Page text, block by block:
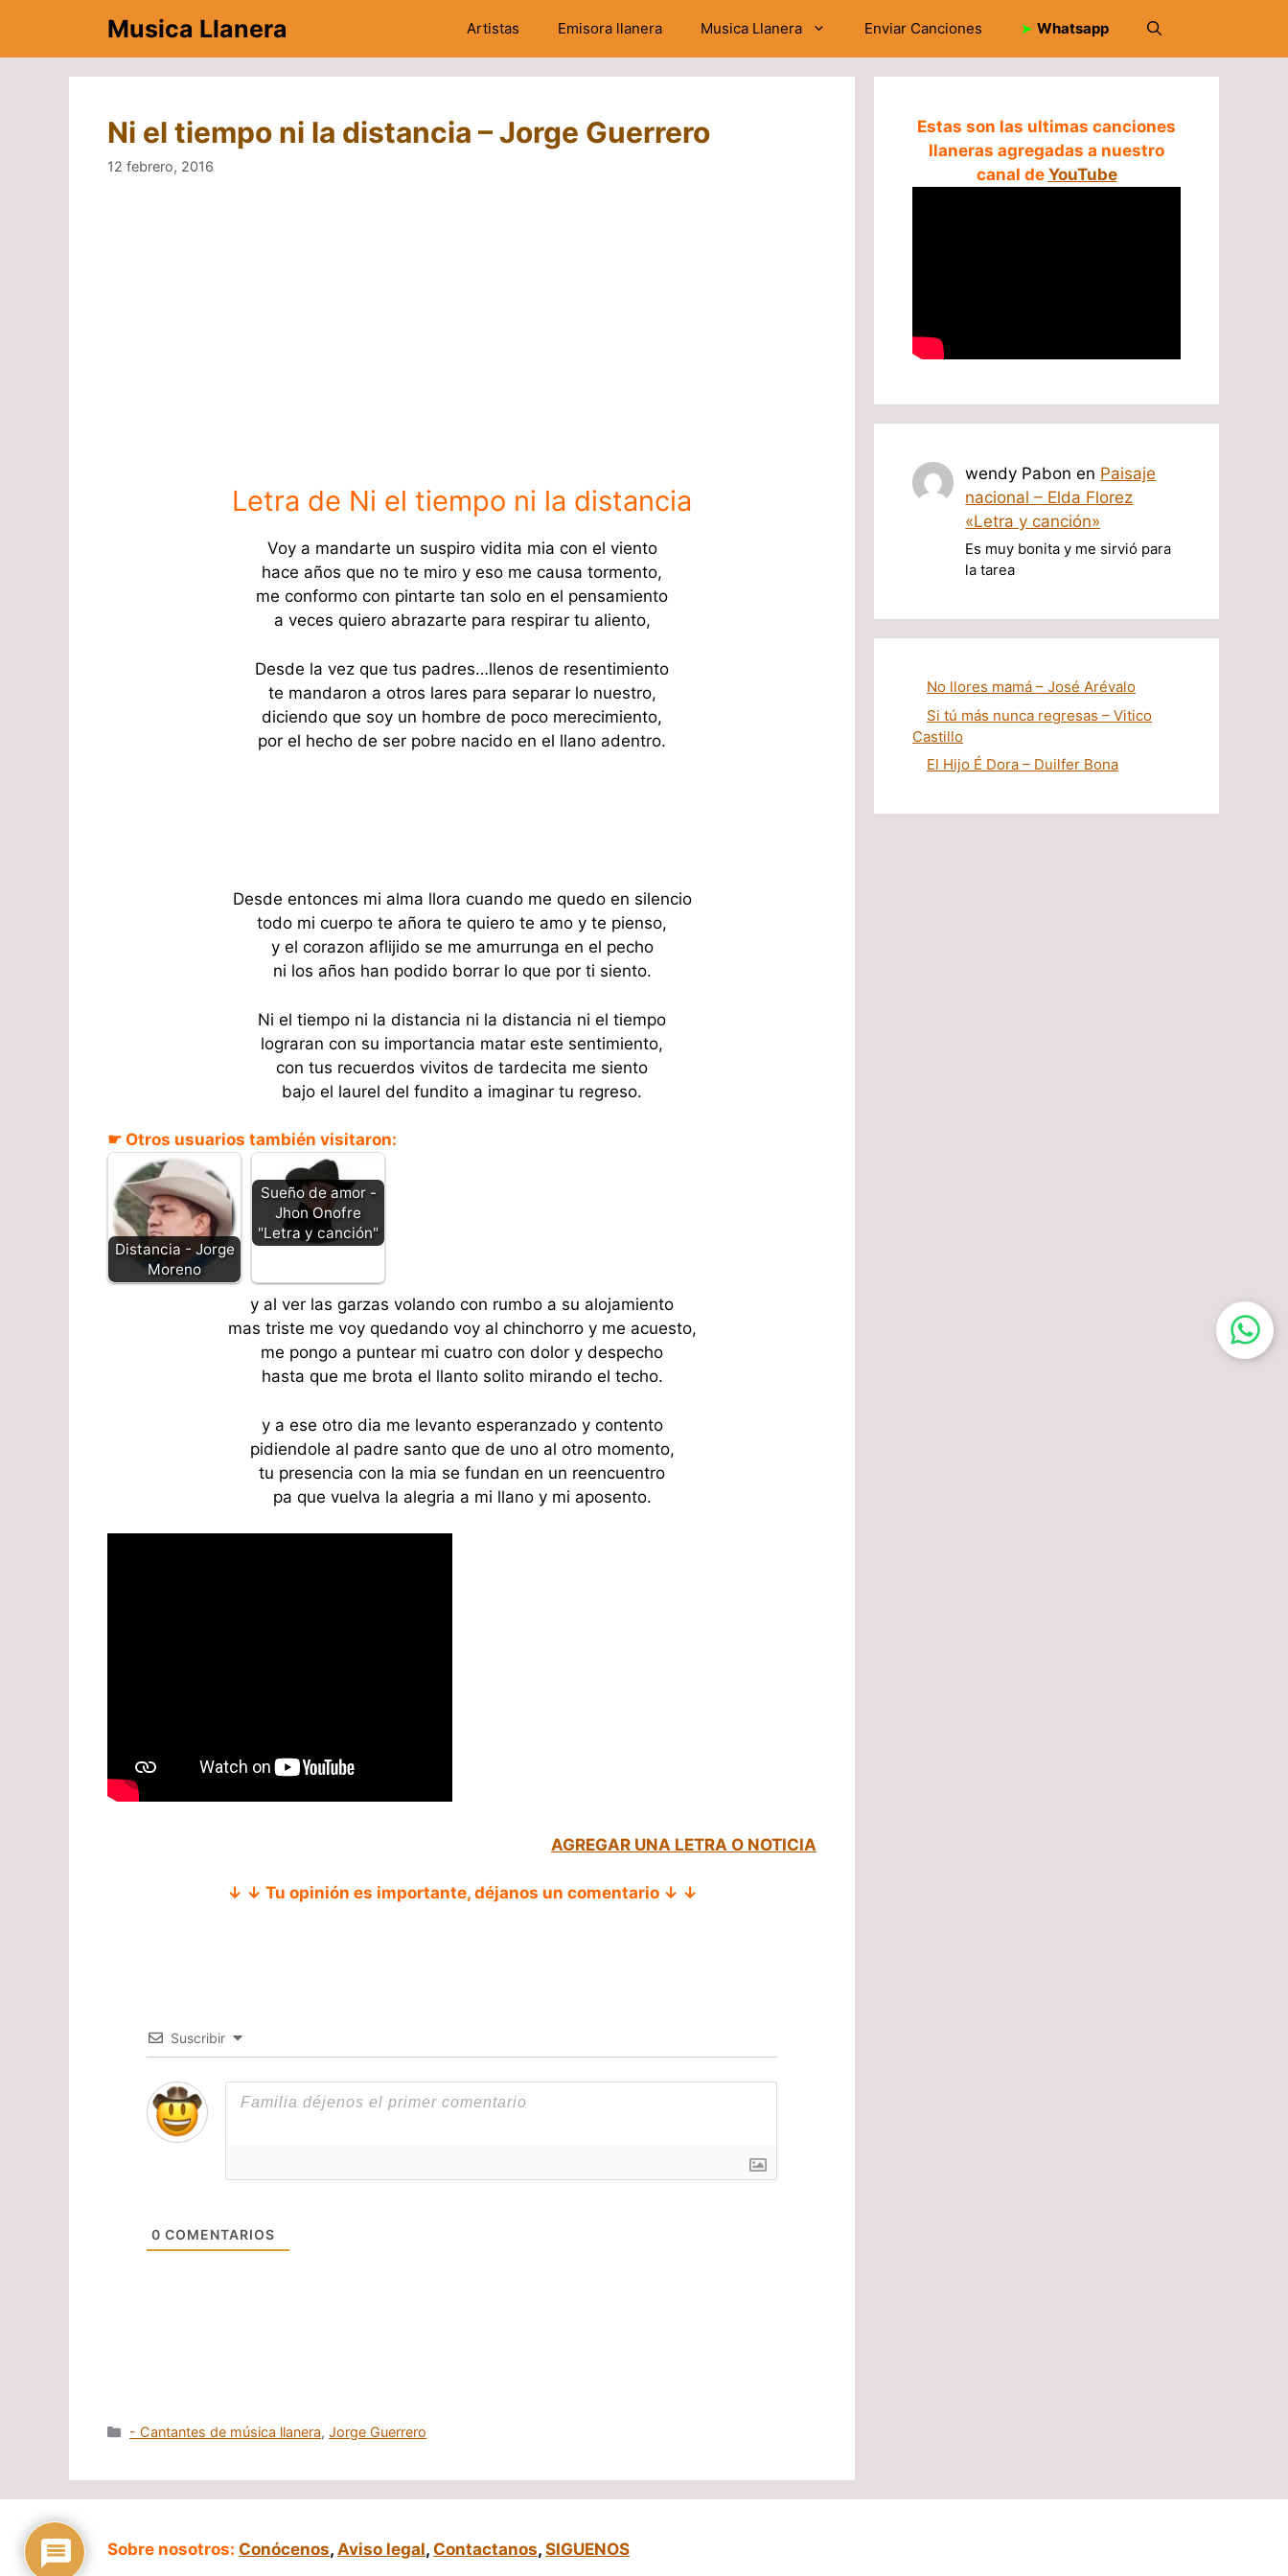
contenido
Musica Llanera Artistas Emisora llanera Musica Llanera Enviar Canciones ➤ Whatsapp
Ni el tiempo ni la distancia – Jorge Guerrero
12 febrero, 2016
Letra de Ni el tiempo ni la distancia
Voy a mandarte un suspiro vidita mia con el viento
hace años que no te miro y eso me causa tormento,
me conformo con pintarte tan solo en el pensamiento
a veces quiero abrazarte para respirar tu aliento,
Desde la vez que tus padres…llenos de resentimiento
te mandaron a otros lares para separar lo nuestro,
diciendo que soy un hombre de poco merecimiento,
por el hecho de ser pobre nacido en el llano adentro.
Desde entonces mi alma llora cuando me quedo en silencio
todo mi cuerpo te añora te quiero te amo y te pienso,
y el corazon aflijido se me amurrunga en el pecho
ni los años han podido borrar lo que por ti siento.
Ni el tiempo ni la distancia ni la distancia ni el tiempo
lograran con su importancia matar este sentimiento,
con tus recuerdos vivitos de tardecita me siento
bajo el laurel del fundito a imaginar tu regreso.
☛ Otros usuarios también visitaron:
Distancia - Jorge
Moreno
Sueño de amor -
Jhon Onofre
"Letra y canción"
y al ver las garzas volando con rumbo a su alojamiento
mas triste me voy quedando voy al chinchorro y me acuesto,
me pongo a puntear mi cuatro con dolor y despecho
hasta que me brota el llanto solito mirando el techo.
y a ese otro dia me levanto esperanzado y contento
pidiendole al padre santo que de uno al otro momento,
tu presencia con la mia se fundan en un reencuentro
pa que vuelva la alegria a mi llano y mi aposento.
AGREGAR UNA LETRA O NOTICIA
↓ ↓ Tu opinión es importante, déjanos un comentario ↓ ↓
Suscribir
0 COMENTARIOS
Categorías
- Cantantes de música llanera,Jorge Guerrero
Estas son las ultimas canciones
llaneras agregadas a nuestro
canal de YouTube
wendy Pabon en Paisaje
nacional – Elda Florez
«Letra y canción»
Es muy bonita y me sirvió para
la tarea
No llores mamá – José Arévalo
Si tú más nunca regresas – Vitico
Castillo
El Hijo É Dora – Duilfer Bona
Sobre nosotros: Conócenos, Aviso legal, Contactanos, SIGUENOS